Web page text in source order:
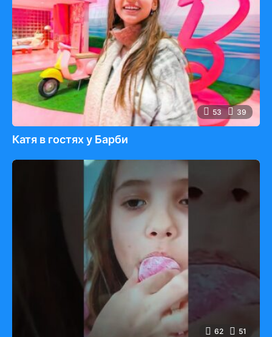
53 39
Катя в гостях у Барби
62 51